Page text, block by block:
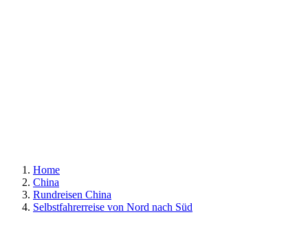
Home
China
Rundreisen China
Selbstfahrerreise von Nord nach Süd